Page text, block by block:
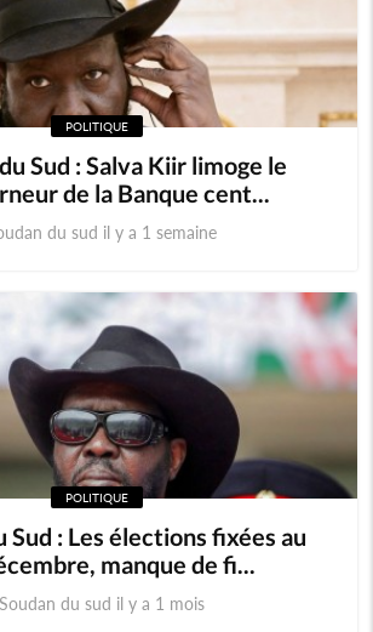
Santé
Société
POLITIQUE
Sud : Salva Kiir limoge le
de la Banque cent...
du sud il y a 1 semaine
POLITIQUE
Sud : Les élections fixées au
manque de fi...
Soudan du sud il y a 1 mois